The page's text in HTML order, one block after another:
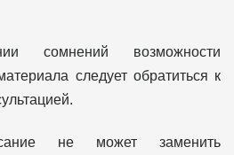
сомнений возможности
следует обратиться к
не может заменить